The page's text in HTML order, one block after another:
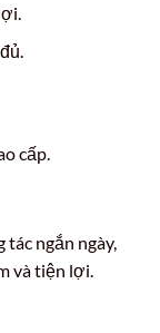
cấp.
tác ngắn ngày,
và tiện lợi.